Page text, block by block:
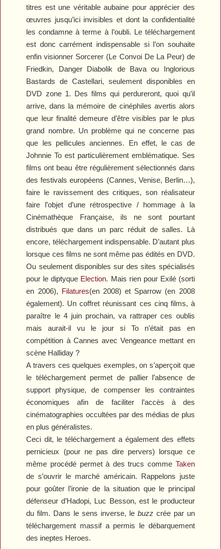
titres est une véritable aubaine pour apprécier des
œuvres jusqu’ici invisibles et dont la confidentialité
les condamne à terme à l’oubli. Le téléchargement
est donc carrément indispensable si l’on souhaite
enfin visionner Sorcerer (Le Convoi De La Peur) de
Friedkin, Danger Diabolik de Bava ou Inglorious
Bastards de Castellari, seulement disponibles en
DVD zone 1. Des films qui perdureront, quoi qu’il
arrive, dans la mémoire de cinéphiles avertis alors
que leur finalité demeure d’être visibles par le plus
grand nombre. Un problème qui ne concerne pas
que les pellicules anciennes. En effet, le cas de
Johnnie To est particulièrement emblématique. Ses
films ont beau être régulièrement sélectionnés dans
des festivals européens (Cannes, Venise, Berlin…),
faire le ravissement des critiques, son réalisateur
faire l’objet d’une rétrospective / hommage à la
Cinémathèque Française, ils ne sont pourtant
distribués que dans un parc réduit de salles. Là
encore, téléchargement indispensable. D’autant plus
lorsque ces films ne sont même pas édités en DVD.
Ou seulement disponibles sur des sites spécialisés
pour le diptyque Election. Mais rien pour Exilé(sorti
en 2006), Filatures(en 2008) et Sparrow (en 2008
également). Un coffret réunissant ces cinq films, à
paraître le 4 juin prochain, va rattraper ces oublis
mais aurait-il vu le jour si To n’était pas en
compétition à Cannes avecVengeance mettant en
scène Halliday ?
A travers ces quelques exemples, on s’aperçoit que
le téléchargement permet de pallier l’absence de
support physique, de compenser les contraintes
économiques afin de faciliter l’accès à des
cinématographies occultées par des médias de plus
en plus généralistes.
Ceci dit, le téléchargement a également des effets
pernicieux (pour ne pas dire pervers) lorsque ce
même procédé permet à des trucs comme Taken
de s’ouvrir le marché américain. Rappelons juste
pour goûter l’ironie de la situation que le principal
défenseur d’Hadopi, Luc Besson, est le producteur
du film. Dans le sens inverse, le buzzcrée par un
téléchargement massif a permis le débarquement
des ineptes Heroes.